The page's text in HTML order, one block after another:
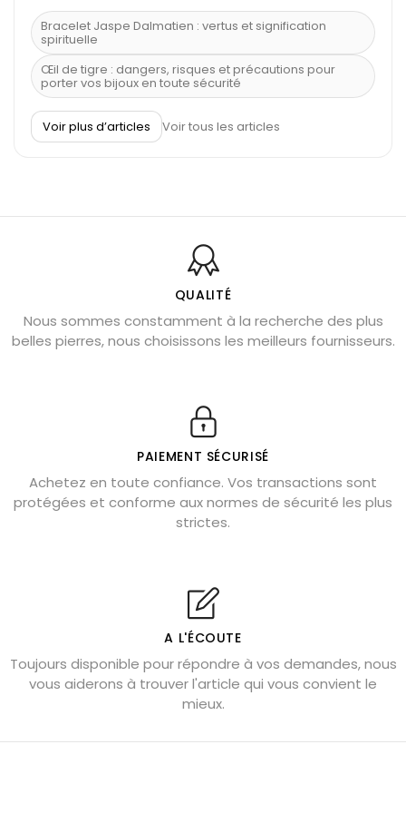
Bracelet Jaspe Dalmatien : vertus et signification
spirituelle
Œil de tigre : dangers, risques et précautions pour
porter vos bijoux en toute sécurité
À quel poignet porter un bracelet de pierre
Découvrez le scorpion et ses pierres
Bienfaits de la sélénite – pierre des anges
L’améthyste est-elle faite pour moi ?
Chrysocolle : pierre apaisante
Obsidienne dorée : vertus et signification
Véritable citrine naturelle non chauffée
Où placer la citrine dans la maison
Cornaline : propriétés magiques
Capricorne : quelles pierres choisir
Shungite : purification et protection
Bagues en labradorite argent 925
Lapis lazuli : propriétés et précautions
Citrine : propriétés magiques
Aigue-marine : propriétés et couleurs
Voir plus d’articles Voir tous les articles
QUALITÉ
Nous sommes constamment à la recherche des plus
belles pierres, nous choisissons les meilleurs fournisseurs.
PAIEMENT SÉCURISÉ
Achetez en toute confiance. Vos transactions sont
protégées et conforme aux normes de sécurité les plus
strictes.
A L'ÉCOUTE
Toujours disponible pour répondre à vos demandes, nous
vous aiderons à trouver l'article qui vous convient le
mieux.